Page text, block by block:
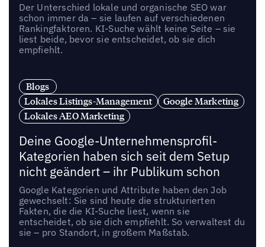
Der Unterschied lokale und organische SEO war
schon immer da – sie laufen auf verschiedenen
Rankingfaktoren. KI-Suche wählt keine Seite – sie
liest beide, bevor sie entscheidet, ob sie dich
empfiehlt.
Blogs
Lokales Listings-Management
Google Marketing
Lokales AEO Marketing
Deine Google-Unternehmensprofil-
Kategorien haben sich seit dem Setup
nicht geändert – ihr Publikum schon
Google Kategorien und Attribute haben den Job
gewechselt: Sie sind heute die strukturierten
Fakten, die die KI-Suche liest, wenn sie
entscheidet, ob sie dich empfiehlt. So verwaltest du
sie – pro Standort, in großem Maßstab.